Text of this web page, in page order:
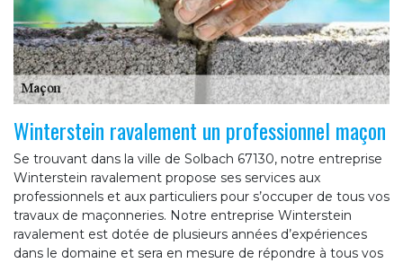
Winterstein ravalement un professionnel maçon
Se trouvant dans la ville de Solbach 67130, notre entreprise
Winterstein ravalement propose ses services aux
professionnels et aux particuliers pour s’occuper de tous vos
travaux de maçonneries. Notre entreprise Winterstein
ravalement est dotée de plusieurs années d’expériences
dans le domaine et sera en mesure de répondre à tous vos